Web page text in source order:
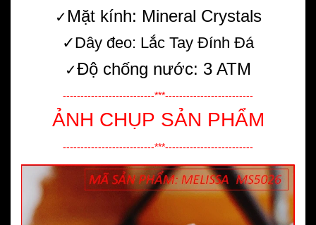
✓ Mặt kính: Mineral Crystals
✓Dây đeo: Lắc Tay Đính Đá
✓Độ chống nước: 3 ATM
--------------------------***-------------------------
ẢNH CHỤP SẢN PHẨM
--------------------------***-------------------------